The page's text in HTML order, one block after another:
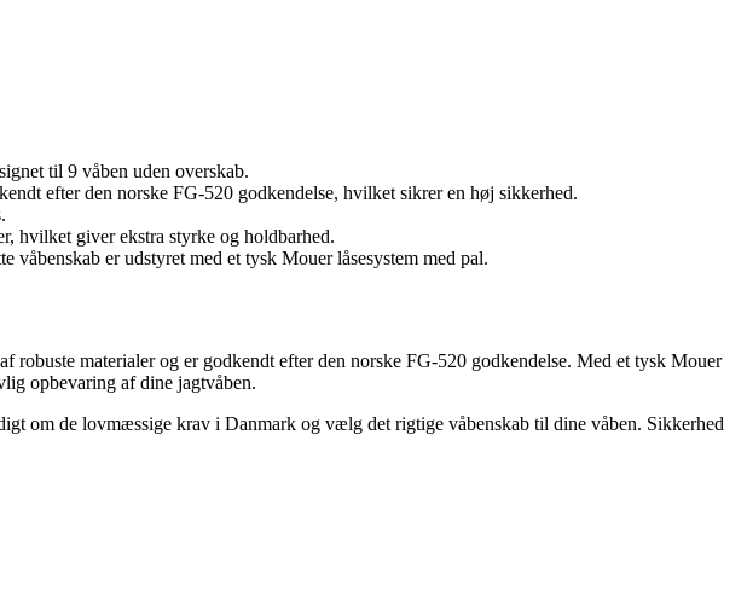
til 9 våben uden overskab.
efter den norske FG-520 godkendelse, hvilket sikrer en høj sikkerhed.
hvilket giver ekstra styrke og holdbarhed.
er udstyret med et tysk Mouer låsesystem med pal.
materialer og er godkendt efter den norske FG-520 godkendelse. Med et tysk Mouer
opbevaring af dine jagtvåben.
om de lovmæssige krav i Danmark og vælg det rigtige våbenskab til dine våben. Sikkerhed